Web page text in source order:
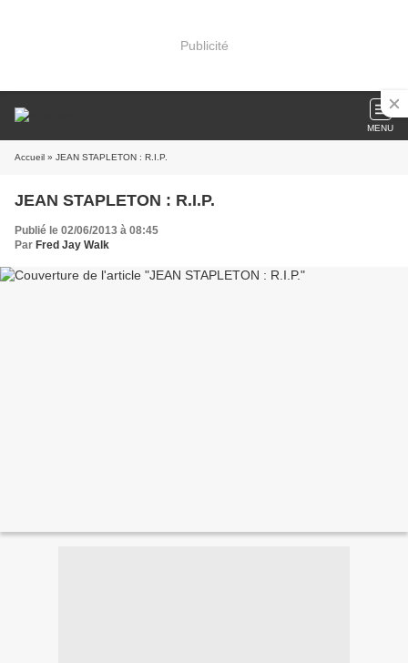
Publicité
MENU
Accueil » JEAN STAPLETON : R.I.P.
JEAN STAPLETON : R.I.P.
Publié le 02/06/2013 à 08:45
Par Fred Jay Walk